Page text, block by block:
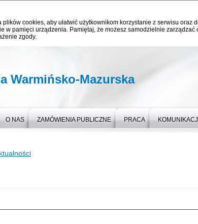
plików cookies, aby ułatwić użytkownikom korzystanie z serwisu
w pamięci urządzenia. Pamiętaj, że możesz samodzielnie
zgody.
Warmińsko-Mazurska
O NAS ZAMÓWIENIA PUBLICZNE PRACA